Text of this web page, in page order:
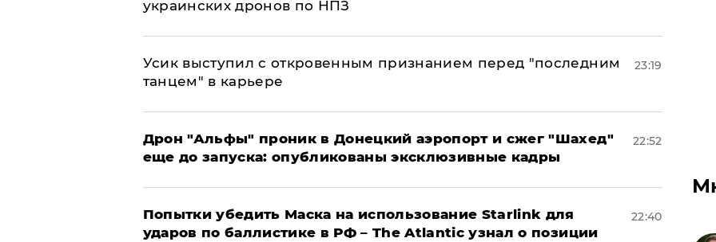
украинских дронов по НПЗ
Усик выступил с откровенным признанием перед "последним
танцем" в карьере
23:19
Дрон "Альфы" проник в Донецкий аэропорт и сжег "Шахед"
еще до запуска: опубликованы эксклюзивные кадры
22:52
Попытки убедить Маска на использование Starlink для
ударов по баллистике в РФ – The Atlantic узнал о позиции
22:40